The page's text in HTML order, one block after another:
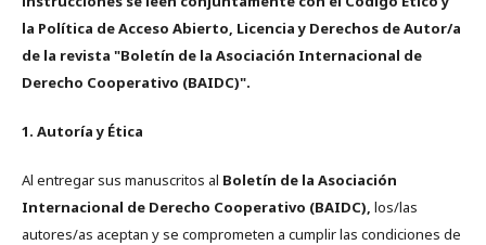
la Política de Acceso Abierto, Licencia y Derechos de Autor/a
de la revista "Boletín de la Asociación Internacional de
Derecho Cooperativo (BAIDC)".
1. Autoría y Ética
Al entregar sus manuscritos al Boletín de la Asociación
Internacional de Derecho Cooperativo (BAIDC), los/las
autores/as aceptan y se comprometen a cumplir las condiciones de